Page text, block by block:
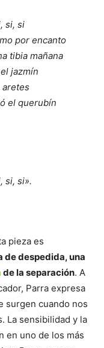
si, si
por encanto
tibia mañana
jazmín
aretes
el querubín
si, si».
pieza es
de despedida, una
de la separación. A
Parra expresa
surgen cuando nos
La sensibilidad y la
en uno de los más